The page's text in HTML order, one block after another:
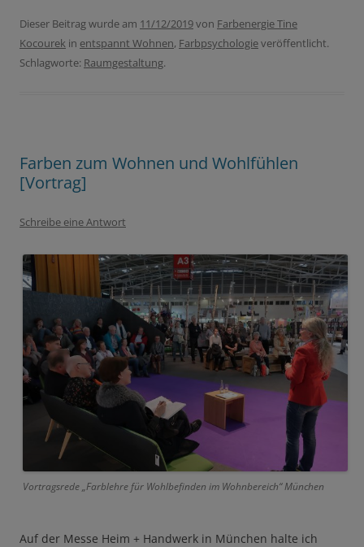
Dieser Beitrag wurde am 11/12/2019von Farbenergie Tine
Kocourek in entspannt Wohnen, Farbpsychologieveröffentlicht.
Schlagworte: Raumgestaltung.
Farben zum Wohnen und Wohlfühlen
[Vortrag]
Schreibe eine Antwort
Vortragsrede „Farblehre für Wohlbefinden im Wohnbereich“ München
Auf der Messe Heim + Handwerk in München halte ich